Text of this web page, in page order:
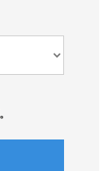
。